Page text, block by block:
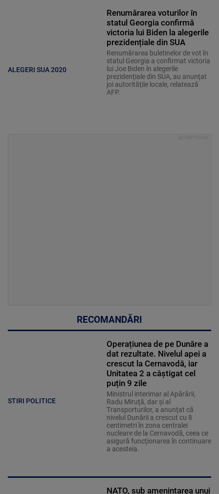
ALEGERI SUA 2020
Renumărarea voturilor în
statul Georgia confirmă
victoria lui Biden la alegerile
prezidențiale din SUA
Renumărarea buletinelor de vot în
statul Georgia a confirmat victoria
lui Joe Biden în alegerile
prezidenţiale din SUA, au anunţat
joi autorităţile locale, relatează
AFP.
RECOMANDĂRI
STIRI POLITICE
Operațiunea de pe Dunăre a
dat rezultate. Nivelul apei a
crescut la Cernavodă, iar
Unitatea 2 a câștigat cel
puțin 9 zile
Ministrul interimar al Apărării,
Radu Miruţă, dar şi al
Transporturilor, a anunţat că
nivelul Dunării a crescut cu 8
centimetri în zona centralei
nucleare de la Cernavodă, ceea ce
asigură funcţionarea în continuare
a acesteia.
NATO, sub amenințarea unui